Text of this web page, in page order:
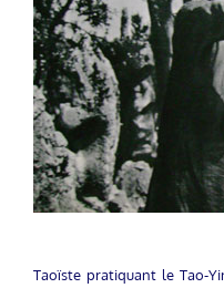
Taoïste pratiquant le Tao-